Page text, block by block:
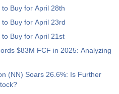
Buy for April 28th
Buy for April 23rd
Buy for April 21st
$83M FCF in 2025: Analyzing
(NN) Soars 26.6%: Is Further